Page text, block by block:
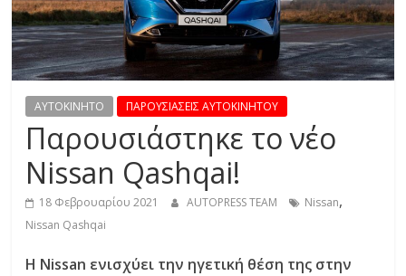
R
E
S
S
AYTOKINHTO ΠΑΡΟΥΣΙΑΣΕΙΣ ΑΥΤΟΚΙΝΗΤΟΥ
Παρουσιάστηκε το νέο
Nissan Qashqai!
18 Φεβρουαρίου 2021 AUTOPRESS TEAM Nissan,
Nissan Qashqai
Η Nissan ενισχύει την ηγετική θέση της στην